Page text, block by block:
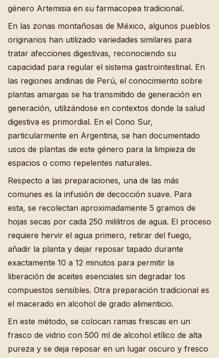
género Artemisia en su farmacopea tradicional.
En las zonas montañosas de México, algunos pueblos
originarios han utilizado variedades similares para
tratar afecciones digestivas, reconociendo su
capacidad para regular el sistema gastrointestinal. En
las regiones andinas de Perú, el conocimiento sobre
plantas amargas se ha transmitido de generación en
generación, utilizándose en contextos donde la salud
digestiva es primordial. En el Cono Sur,
particularmente en Argentina, se han documentado
usos de plantas de este género para la limpieza de
espacios o como repelentes naturales.
Respecto a las preparaciones, una de las más
comunes es la infusión de decocción suave. Para
esta, se recolectan aproximadamente 5 gramos de
hojas secas por cada 250 mililitros de agua. El proceso
requiere hervir el agua primero, retirar del fuego,
añadir la planta y dejar reposar tapado durante
exactamente 10 a 12 minutos para permitir la
liberación de aceites esenciales sin degradar los
compuestos sensibles. Otra preparación tradicional es
el macerado en alcohol de grado alimenticio.
En este método, se colocan ramas frescas en un
frasco de vidrio con 500 ml de alcohol etílico de alta
pureza y se deja reposar en un lugar oscuro y fresco